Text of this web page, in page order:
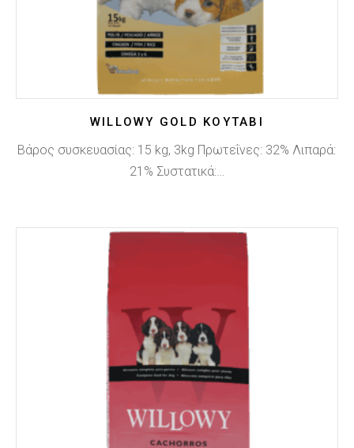
WILLOWY GOLD ΚΟΥΤΆΒΙ
Βάρος συσκευασίας: 15 kg, 3kg Πρωτεΐνες: 32% Λιπαρά:
21% Συστατικά:…